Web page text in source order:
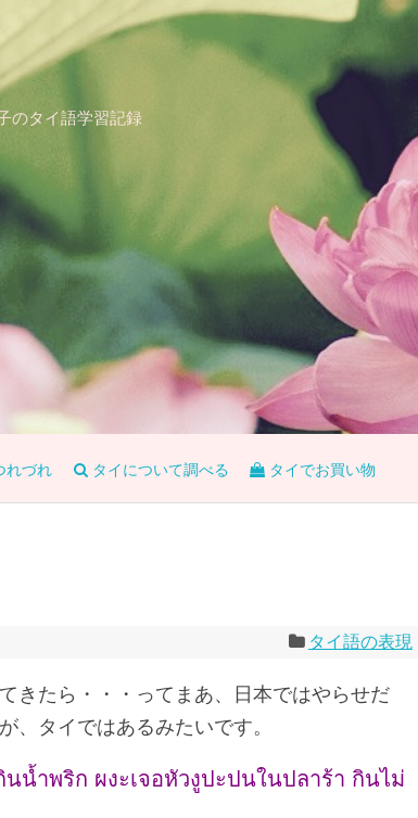
のタイ語学習記録
れづれ タイについて調べる タイでお買い物
タイ語の表現
きたら・・・ってまあ、日本ではやらせだ
、タイではあるみたいです。
น้ำพริก ผงะเจอหัวงูปะปนในปลาร้า กินไม่